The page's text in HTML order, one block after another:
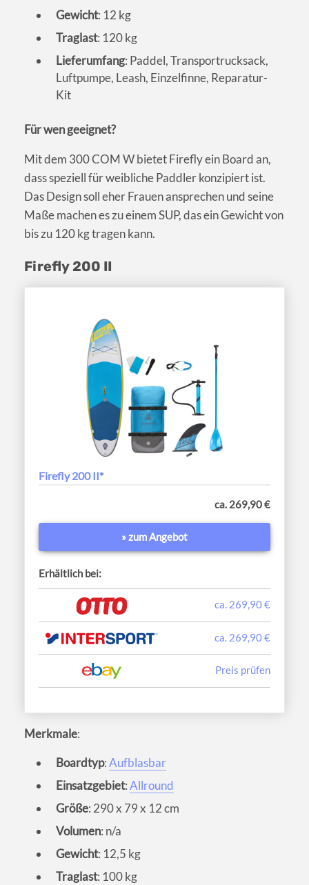
Gewicht: 12 kg
Traglast: 120 kg
Lieferumfang: Paddel, Transportrucksack,
Luftpumpe, Leash, Einzelfinne, Reparatur-
Kit
Für wen geeignet?
Mit dem 300 COM W bietet Firefly ein Board an,
dass speziell für weibliche Paddler konzipiert ist.
Das Design soll eher Frauen ansprechen und seine
Maße machen es zu einem SUP, das ein Gewicht von
bis zu 120 kg tragen kann.
Firefly 200 II
Firefly 200 II*
ca. 269,90 €
» zum Angebot
Erhältlich bei:
ca. 269,90 €
ca. 269,90 €
Preis prüfen
Merkmale:
Boardtyp:Aufblasbar
Einsatzgebiet:Allround
Größe: 290 x 79 x 12 cm
Volumen: n/a
Gewicht: 12,5 kg
Traglast: 100 kg